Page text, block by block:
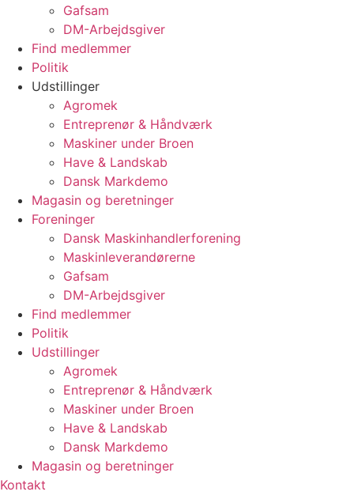
Gafsam
DM-Arbejdsgiver
Find medlemmer
Politik
Udstillinger
Agromek
Entreprenør & Håndværk
Maskiner under Broen
Have & Landskab
Dansk Markdemo
Magasin og beretninger
Foreninger
Dansk Maskinhandlerforening
Maskinleverandørerne
Gafsam
DM-Arbejdsgiver
Find medlemmer
Politik
Udstillinger
Agromek
Entreprenør & Håndværk
Maskiner under Broen
Have & Landskab
Dansk Markdemo
Magasin og beretninger
Kontakt